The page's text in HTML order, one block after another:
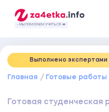
- МЫ ПОМОГАЕМ УЧИТЬСЯ ❤️
Выполнено
Главная Готовые работы
Готовая студенческая